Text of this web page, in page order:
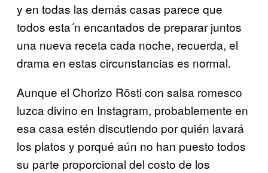
y en todas las demás casas parece que
todos esta´n encantados de preparar juntos
una nueva receta cada noche, recuerda, el
drama en estas circunstancias es normal.
Aunque el Chorizo Rösti con salsa romesco
luzca divino en Instagram, probablemente en
esa casa estén discutiendo por quién lavará
los platos y porqué aún no han puesto todos
su parte proporcional del costo de los